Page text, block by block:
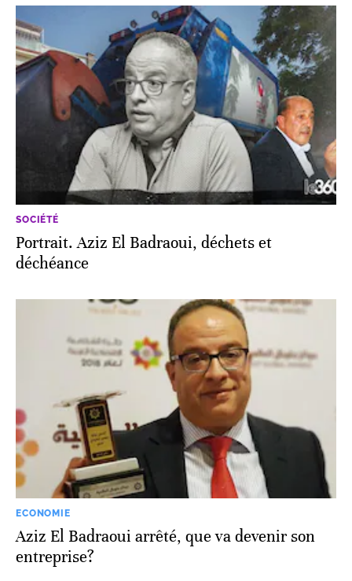
SOCIÉTÉ
Portrait. Aziz El Badraoui, déchets et
déchéance
ECONOMIE
Aziz El Badraoui arrêté, que va devenir son
entreprise?